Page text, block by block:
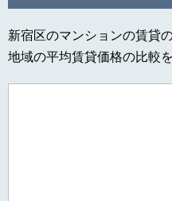
新宿区のマンションの賃貸
地域の平均賃貸価格の比較